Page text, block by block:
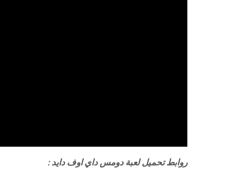
روابط تحميل لعبة دومس داي اوف دايد :